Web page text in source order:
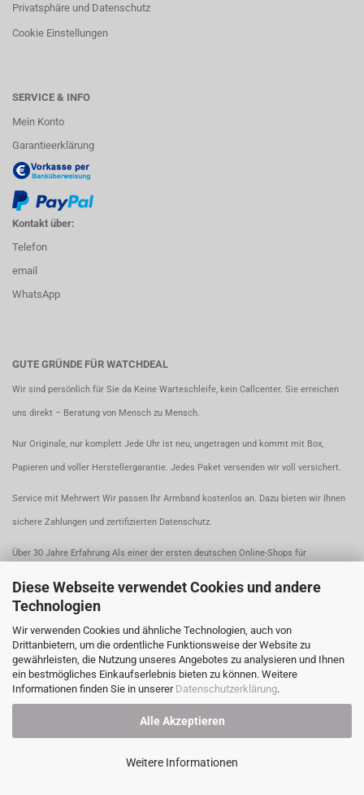
Diese Webseite verwendet Cookies und andere
Technologien
Wir verwenden Cookies und ähnliche Technologien, auch von
Drittanbietern, um die ordentliche Funktionsweise der Website zu
gewährleisten, die Nutzung unseres Angebotes zu analysieren und Ihnen
ein bestmögliches Einkaufserlebnis bieten zu können. Weitere
Informationen finden Sie in unserer Datenschutzerklärung.
Alle Akzeptieren
Weitere Informationen
Privatsphäre und Datenschutz
Cookie Einstellungen
SERVICE & INFO
Mein Konto
Garantieerklärung
Kontakt über:
Telefon
email
WhatsApp
GUTE GRÜNDE FÜR WATCHDEAL
Wir sind persönlich für Sie da Keine Warteschleife, kein Callcenter. Sie erreichen
uns direkt – Beratung von Mensch zu Mensch.
Nur Originale, nur komplett Jede Uhr ist neu, ungetragen und kommt mit Box,
Papieren und voller Herstellergarantie. Jedes Paket versenden wir voll versichert.
Service mit Mehrwert Wir passen Ihr Armband kostenlos an. Dazu bieten wir Ihnen
sichere Zahlungen und zertifizierten Datenschutz.
Über 30 Jahre Erfahrung Als einer der ersten deutschen Online-Shops für